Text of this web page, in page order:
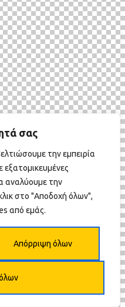
σας
την εμπειρία
αναλύουμε την
στο "Αποδοχή όλων",
από εμάς.
Απόρριψη όλων